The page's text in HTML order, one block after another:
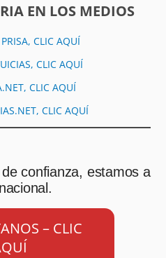
EN LOS MEDIOS
CLIC AQUÍ
CLIC AQUÍ
CLIC AQUÍ
CLIC AQUÍ
confianza, estamos a
– CLIC